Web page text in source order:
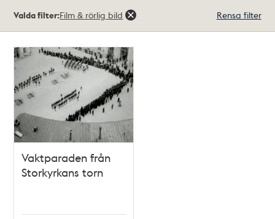
träffar
Valda filter:Film & rörlig bild Rensa filter
Vaktparaden från
Storkyrkans torn